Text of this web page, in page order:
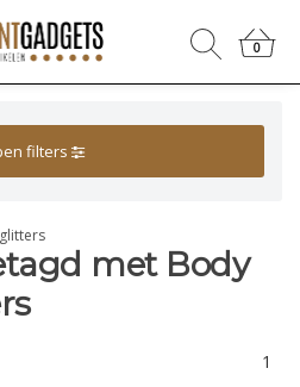
0
0
filters
met Body
1